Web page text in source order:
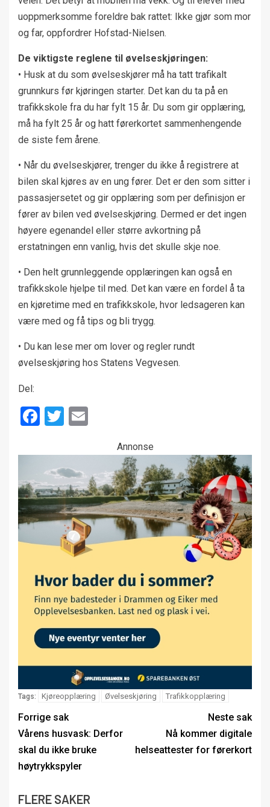
uoppmerksomme foreldre bak rattet: Ikke gjør som mor
og far, oppfordrer Hofstad-Nielsen.
De viktigste reglene til øvelseskjøringen:
• Husk at du som øvelseskjører må ha tatt trafikalt
grunnkurs før kjøringen starter. Det kan du ta på en
trafikkskole fra du har fylt 15 år. Du som gir opplæring,
må ha fylt 25 år og hatt førerkortet sammenhengende
de siste fem årene.
• Når du øvelseskjører, trenger du ikke å registrere at
bilen skal kjøres av en ung fører. Det er den som sitter i
passasjersetet og gir opplæring som per definisjon er
fører av bilen ved øvelseskjøring. Dermed er det ingen
høyere egenandel eller større avkortning på
erstatningen enn vanlig, hvis det skulle skje noe.
• Den helt grunnleggende opplæringen kan også en
trafikkskole hjelpe til med. Det kan være en fordel å ta
en kjøretime med en trafikkskole, hvor ledsageren kan
være med og få tips og bli trygg.
• Du kan lese mer om lover og regler rundt
øvelseskjøring hos Statens Vegvesen.
Del:
Facebook
Twitter
Annonse
Tags: Kjøreopplæring Øvelseskjøring Trafikkopplæring
Forrige sak
Vårens husvask: Derfor
skal du ikke bruke
høytrykkspyler
Neste sak
Nå kommer digitale
helseattester for førerkort
FLERE SAKER